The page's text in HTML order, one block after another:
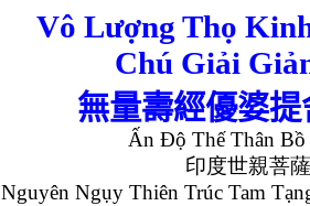
Vô Lượng Thọ
Chú Giải
無量壽經優婆
Ấn Độ Thế Thân Bồ
印度世親菩
Nguyên Ngụy Thiên Trúc Tam